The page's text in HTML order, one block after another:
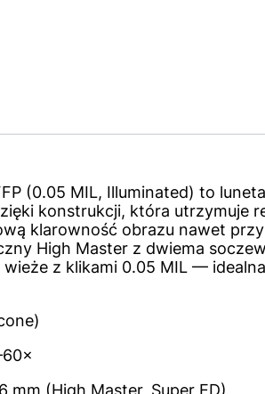
(0.05 MIL, Illuminated) to
konstrukcji, która utrzymuje
klarowność obrazu nawet
High Master z dwiema
z klikami 0.05 MIL —
mm (High Master, Super ED)